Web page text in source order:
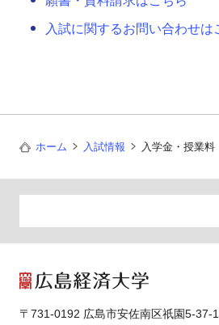
入試に関するお問い合わせは
ホーム 入試情報 入学金・授業料
〒731-0192 広島市安佐南区祇園5-37-1